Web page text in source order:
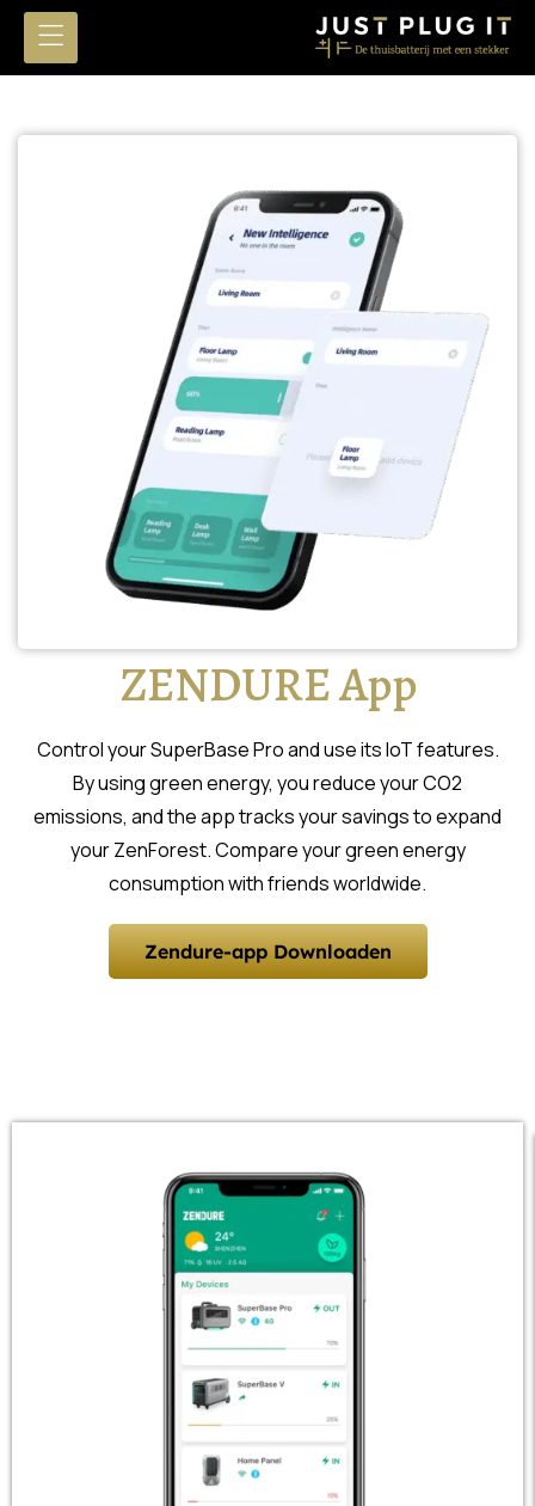
ZENDURE App
Control your SuperBase Pro and use its IoT features.
By using green energy, you reduce your CO2
emissions, and the app tracks your savings to expand
your ZenForest. Compare your green energy
consumption with friends worldwide.
Zendure-app Downloaden